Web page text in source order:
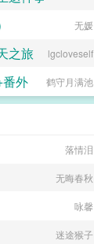
jeff5252882
无媛
之旅 lgcloveself
外 鹤守月满池
落情泪
无晦春秋
咏馨
迷途猴子